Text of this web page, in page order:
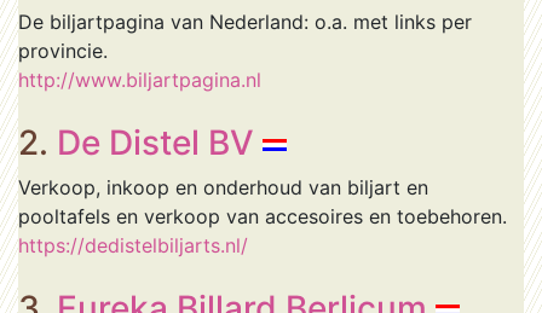
De biljartpagina van Nederland: o.a. met links per
provincie.
http://www.biljartpagina.nl
2. De Distel BV
Verkoop, inkoop en onderhoud van biljart en
pooltafels en verkoop van accesoires en toebehoren.
https://dedistelbiljarts.nl/